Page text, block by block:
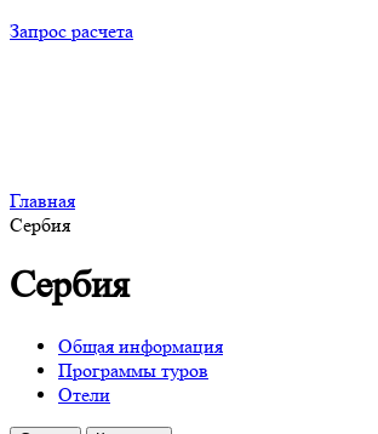
Запрос расчета
Главная
Сербия
Сербия
Общая информация
Программы туров
Отели